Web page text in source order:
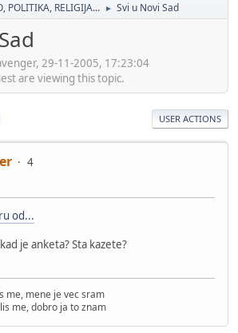
POLITIKA, RELIGIJA... ► Svi u Novi Sad
29-11-2005, 17:23:04
are viewing this topic.
USER ACTIONS
4
od...
je anketa? Sta kazete?
me, mene je vec sram
me, dobro ja to znam